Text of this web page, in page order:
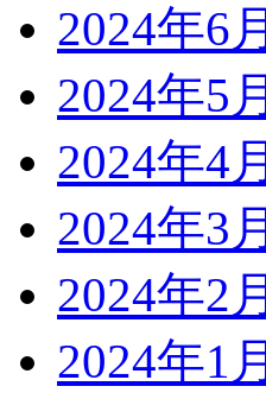
2024年6月
2024年5月
2024年4月
2024年3月
2024年2月
2024年1月